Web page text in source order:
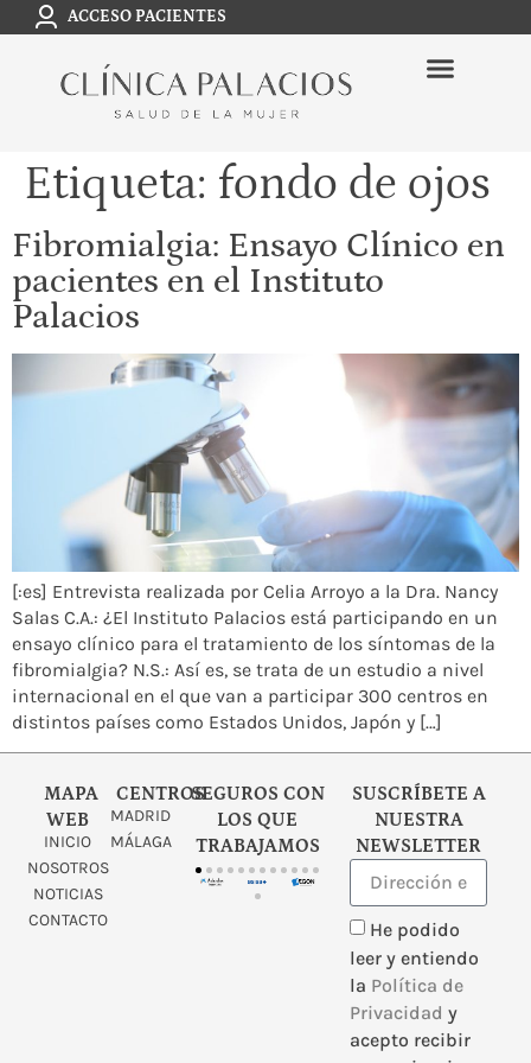
ACCESO PACIENTES
Etiqueta: fondo de ojos
Fibromialgia: Ensayo Clínico en
pacientes en el Instituto
Palacios
[:es] Entrevista realizada por Celia Arroyo a la Dra. Nancy
Salas C.A.: ¿El Instituto Palacios está participando en un
ensayo clínico para el tratamiento de los síntomas de la
fibromialgia? N.S.: Así es, se trata de un estudio a nivel
internacional en el que van a participar 300 centros en
distintos países como Estados Unidos, Japón y […]
MAPA
WEB
INICIO
NOSOTROS
NOTICIAS
CONTACTO
CENTROS
MADRID
MÁLAGA
SEGUROS CON
LOS QUE
TRABAJAMOS
SUSCRÍBETE A
NUESTRA
NEWSLETTER
He podido
leer y entiendo
la Política de
Privacidad y
acepto recibir